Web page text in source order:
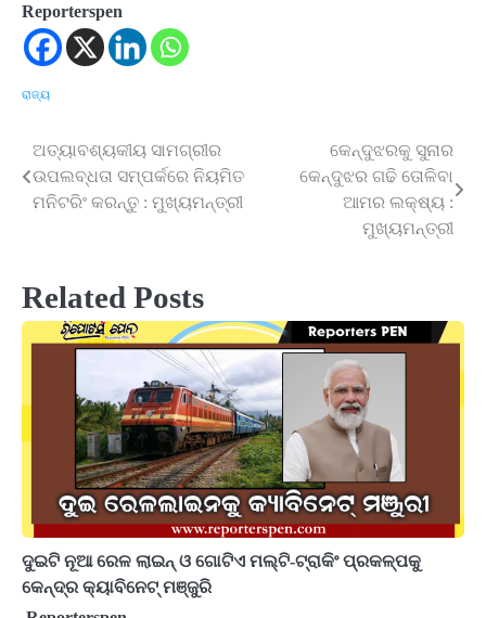
Reporterspen
ରାଜ୍ୟ
Post
navigation
ଅତ୍ୟାବଶ୍ୟକୀୟ ସାମଗ୍ରୀର
ଉପଲବ୍ଧତା ସମ୍ପର୍କରେ ନିୟମିତ
ମନିଟରିଂ କରନ୍ତୁ : ମୁଖ୍ୟମନ୍ତ୍ରୀ
କେନ୍ଦୁଝରକୁ ସୁନାର
କେନ୍ଦୁଝର ଗଢି ତୋଳିବା
ଆମର ଲକ୍ଷ୍ୟ :
ମୁଖ୍ୟମନ୍ତ୍ରୀ
Related Posts
ଦୁଇଟି ନୂଆ ରେଳ ଲାଇନ୍‌ ଓ ଗୋଟିଏ ମଲ୍ଟି-ଟ୍ରାକିଂ ପ୍ରକଳ୍ପକୁ
କେନ୍ଦ୍ର କ୍ୟାବିନେଟ୍‌ ମଞ୍ଜୁରି